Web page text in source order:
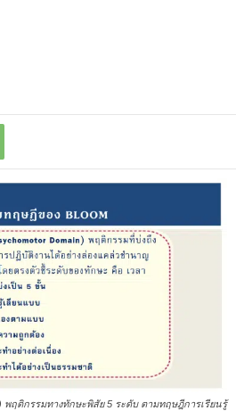
พฤติกรรมทางทักษะพิสัย 5 ระดับ ตามทฤษฎีการเรียนรู้